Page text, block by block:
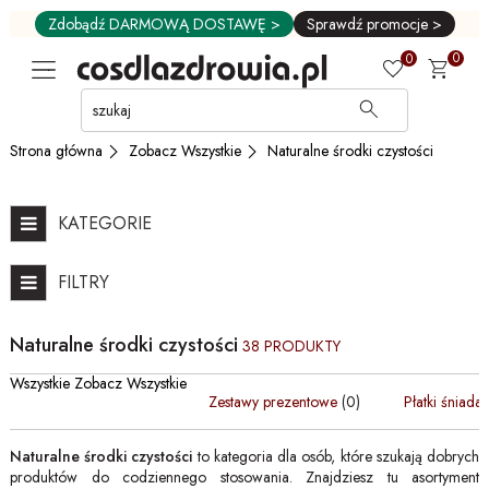
Przejdź
GŁÓWNEJ
ZAWARTOŚCI
PRODUKTÓW
MENU
UŻYTKOWNIKA
Zdobądź DARMOWĄ DOSTAWĘ > Sprawdź promocje >
0 0
Strona główna Zobacz Wszystkie Naturalne środki czystości
KATEGORIE
FILTRY
Naturalne środki czystości 38 PRODUKTY
Wszystkie Zobacz Wszystkie
Zestawy prezentowe (0) Płatki
Naturalne środki czystości to kategoria dla osób, które szukają dobrych
produktów do codziennego stosowania. Znajdziesz tu asortyment